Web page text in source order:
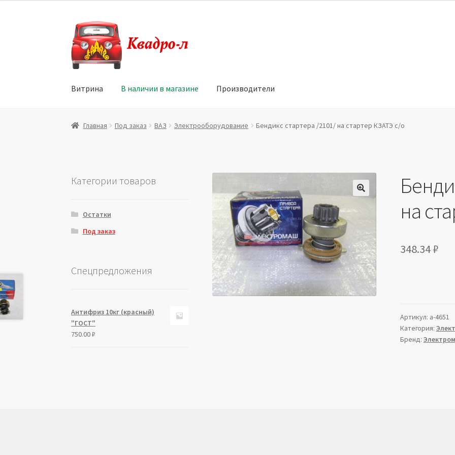
Перейти
к
навигации
Перейти
к
содержимому
Витрина В наличии в магазине Производители
Главная Витрина Мой аккаунт Политика в отношении обработки персональных данныхПроизводители
Главная Под заказ ВАЗ Электрооборудование Бендикс стартера /2101/ на стартер КЗАТЭ с/о
на
348.34₽
Артикул: a-4651
Категория:
Бренд:
Категории товаров
Остатки
Под заказ
Спецпредложения
Антифриз 10кг (красный)
"ГОСТ"
750.00₽